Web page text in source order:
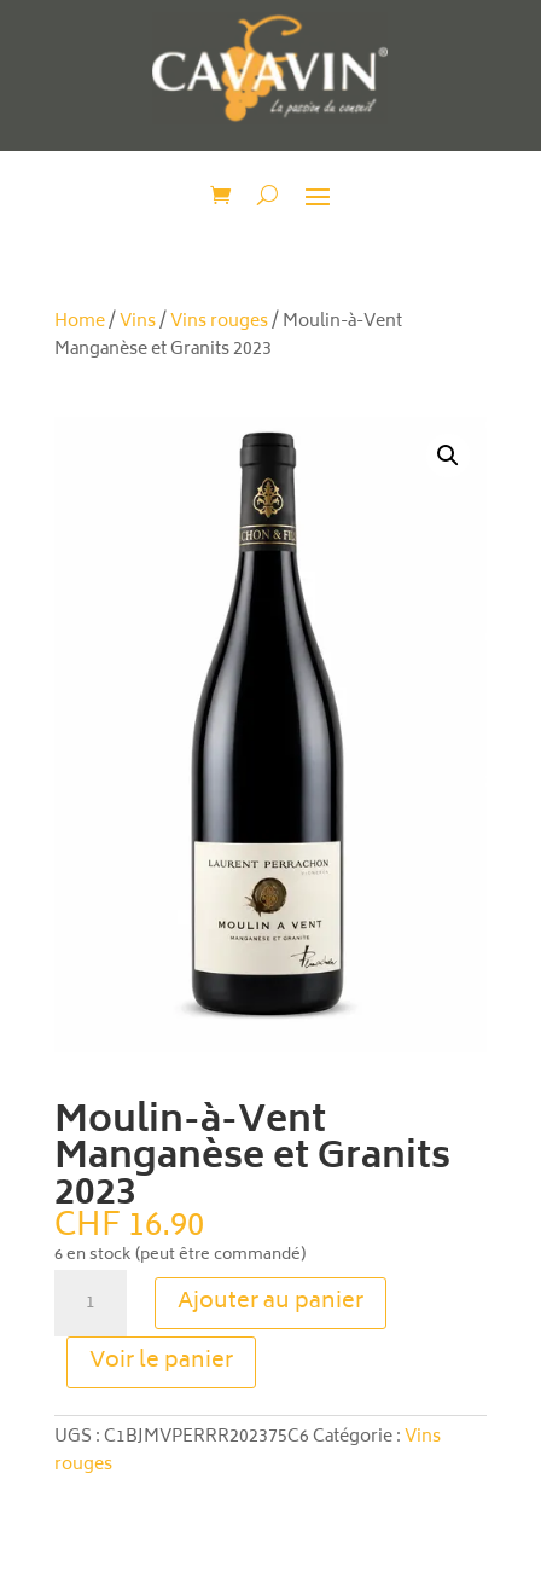
Home/Vins/Vins rouges/ Moulin-à-Vent
Manganèse et Granits 2023
Moulin-à-Vent
Manganèse et Granits
2023
CHF16.90
6 en stock (peut être commandé)
Moulin-
Vent
Manganèse
et
Granits
Ajouter au panier
Voir le panier
A
l
e
UGS :C1BJMVPERRR202375C6Catégorie :Vins
rouges